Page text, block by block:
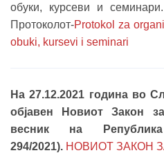
обуки, курсеви и
Протоколот-Protokol za
obuki, kursevi i seminari
На 27.12.2021 година во
објавен Новиот Закон
весник на
294/2021). НОВИОТ ЗАКОН